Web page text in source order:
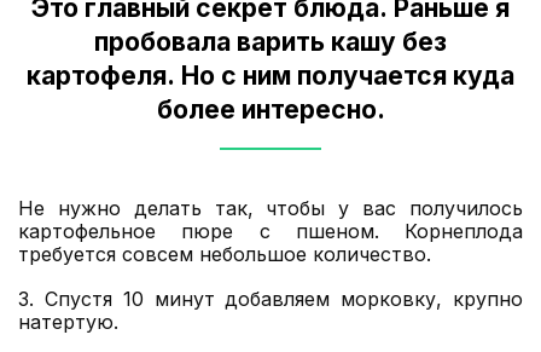
Это главный секрет блюда. Раньше я
пробовала варить кашу без
картофеля. Но с ним получается куда
более интересно.
Не нужно делать так, чтобы у вас получилось
картофельное пюре с пшеном. Корнеплода
требуется совсем небольшое количество.
3. Спустя 10 минут добавляем морковку, крупно
натертую.